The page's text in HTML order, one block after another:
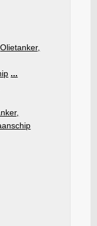
Olietanker,
...